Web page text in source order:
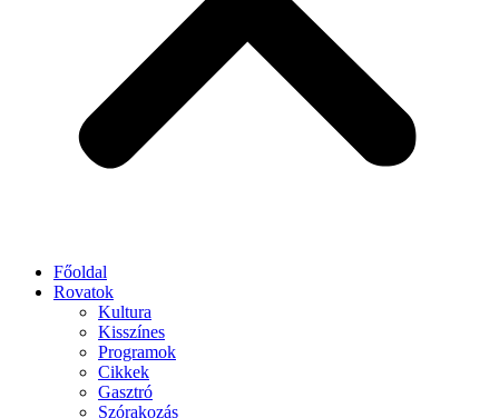
Főoldal
Rovatok
Kultura
Kisszínes
Programok
Cikkek
Gasztró
Szórakozás